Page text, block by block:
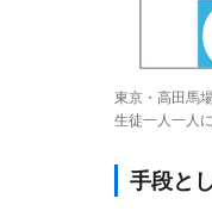
東京・高田馬
生徒一人一人
手段と